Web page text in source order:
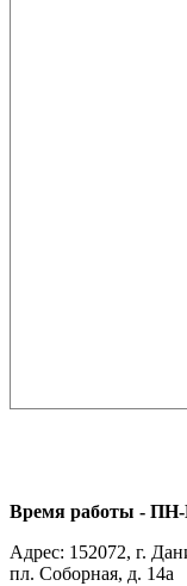
Время работы - ПН-
Адрес: 152072, г.
пл. Соборная, д. 14а